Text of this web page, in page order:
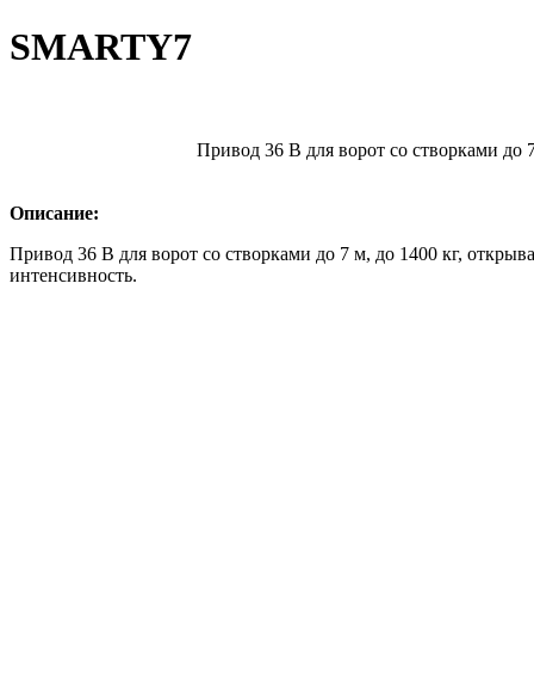
SMARTY7
Привод 36 В для ворот со створками до
Описание:
Привод 36 В для ворот со створками до 7 м, до 1400 кг,
интенсивность.